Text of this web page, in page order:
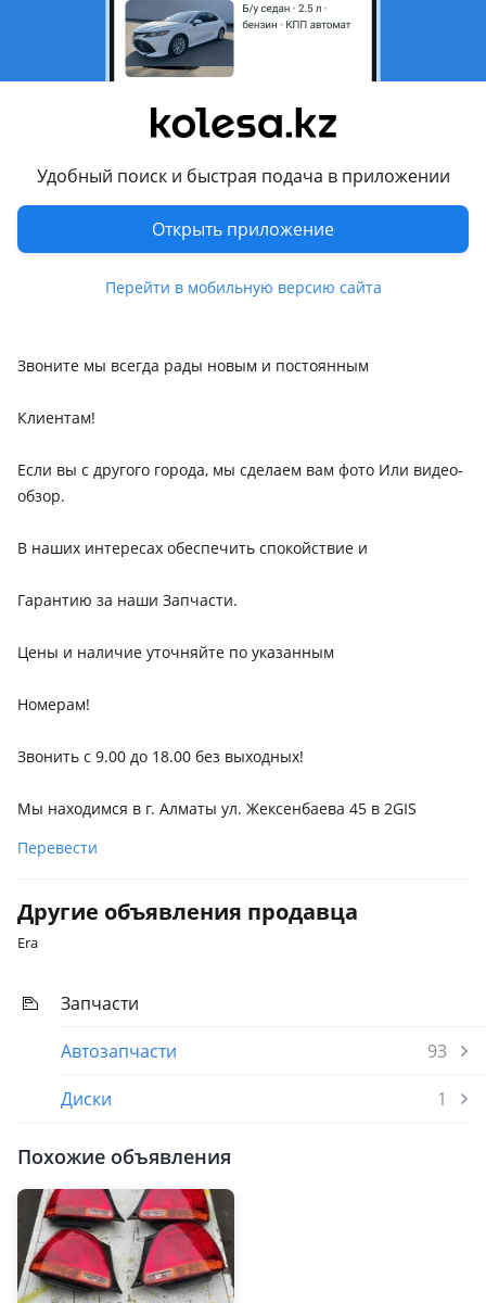
Удобный поиск и быстрая подача в приложении
Открыть приложение
Перейти в мобильную версию сайта
Привозной Ноускат
Отличном состоянии из Японии! QR-кодом, банковскими
Привезены с е!
Звоните мы всегда рады новым и постоянным
Клиентам!
Если вы с другого города, мы сделаем вам фото Или видео-
обзор.
В наших интересах обеспечить спокойствие и
Гарантию за наши Запчасти.
Цены и наличие уточняйте по указанным
Номерам!
Звонить с 9.00 до 18.00 без выходных!
Мы находимся в г. Алматы ул. Жексенбаева 45 в 2GIS
Перевести
Другие объявления продавца
Era
Запчасти
Автозапчасти
93
Диски
1
Похожие объявления